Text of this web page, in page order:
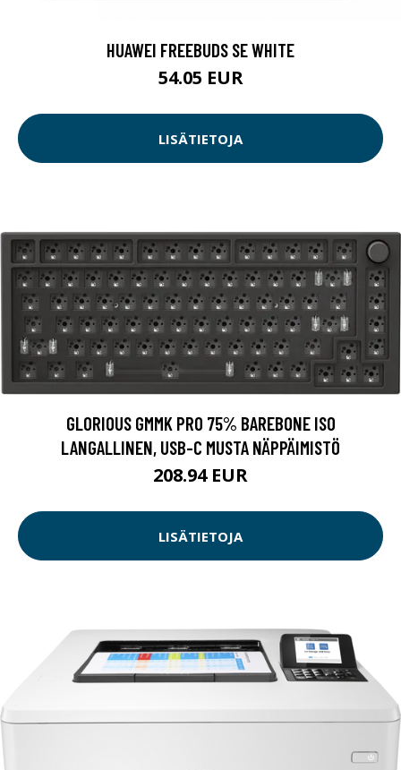
HUAWEI FREEBUDS SE WHITE
54.05 EUR
LISÄTIETOJA
GLORIOUS GMMK PRO 75% BAREBONE ISO
LANGALLINEN, USB-C MUSTA NÄPPÄIMISTÖ
208.94 EUR
LISÄTIETOJA